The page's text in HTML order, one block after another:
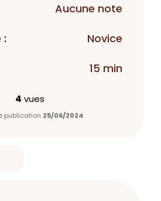
Aucune note
: Novice
15 min
4 vues
publication 25/06/2024